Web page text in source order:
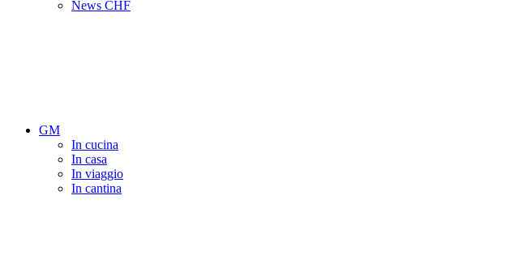
News CHF
GM
In cucina
In casa
In viaggio
In cantina